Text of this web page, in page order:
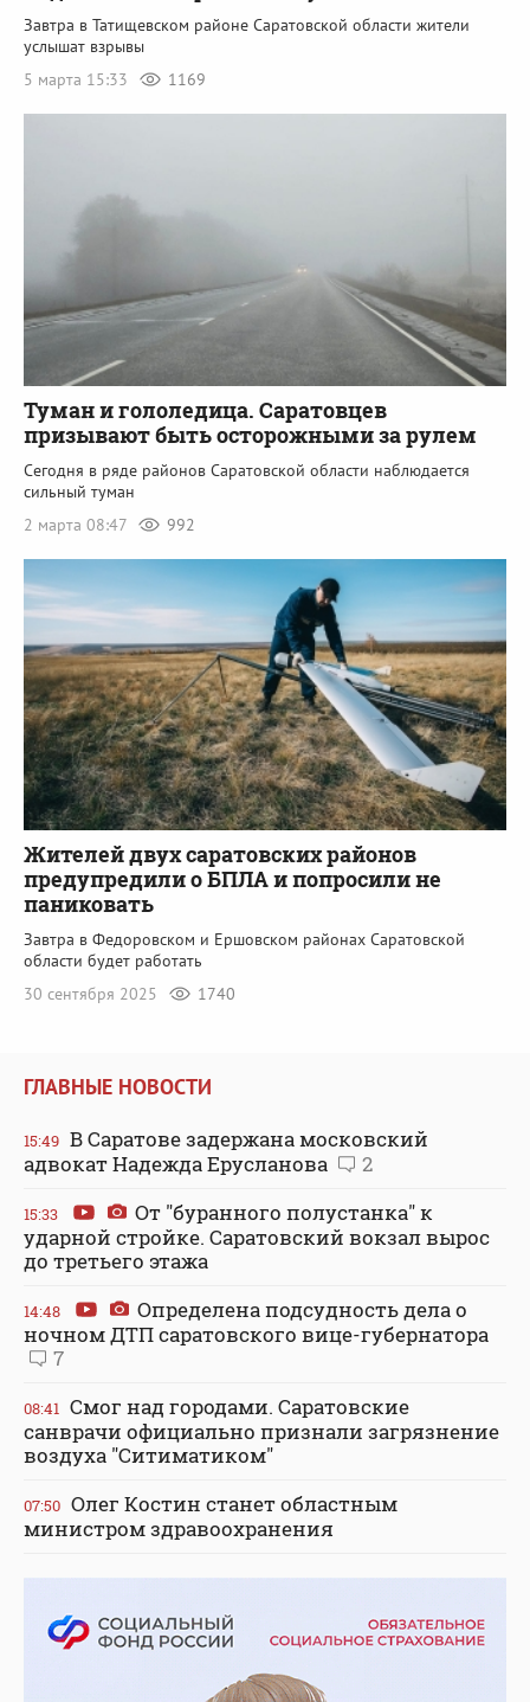
Завтра в Татищевском районе Саратовской области жители
услышат взрывы
5 марта 15:33
1169
Туман и гололедица. Саратовцев
призывают быть осторожными за рулем
Сегодня в ряде районов Саратовской области наблюдается
сильный туман
2 марта 08:47
992
Жителей двух саратовских районов
предупредили о БПЛА и попросили не
паниковать
Завтра в Федоровском и Ершовском районах Саратовской
области будет работать
30 сентября 2025
1740
ГЛАВНЫЕ НОВОСТИ
15:49 В Саратове задержана московский
адвокат Надежда Ерусланова
2
15:33
От "буранного полустанка" к
ударной стройке. Саратовский вокзал вырос
до третьего этажа
14:48
Определена подсудность дела о
ночном ДТП саратовского вице-губернатора
7
08:41 Смог над городами. Саратовские
санврачи официально признали загрязнение
воздуха "Ситиматиком"
07:50 Олег Костин станет областным
министром здравоохранения